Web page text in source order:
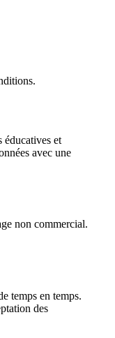
et
avec une
non commercial.
temps en temps.
des